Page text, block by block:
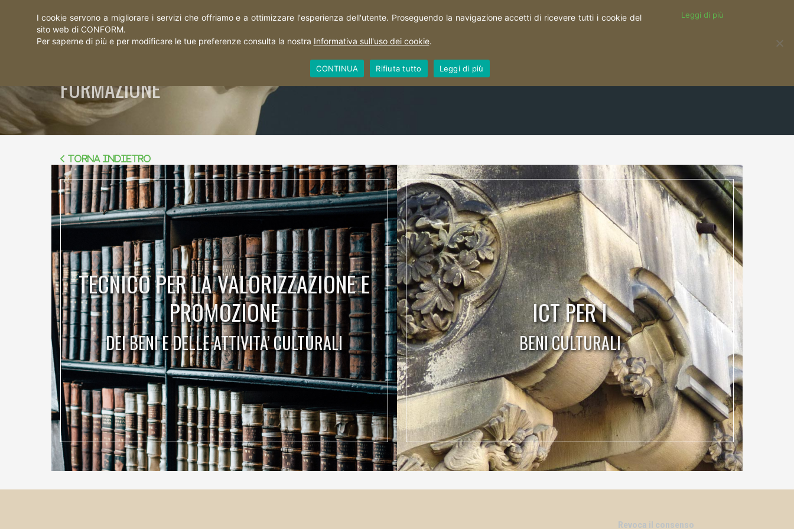
HOME PERCORSI CITTÀ TERRITORIO SOCIAL WALL FORMAZIONE
FORMAZIONE
Torna indietro
TECNICO PER LA VALORIZZAZIONE E
PROMOZIONE
DEI BENI E DELLE ATTIVITA’ CULTURALI
ICT PER I
BENI CULTURALI
Revoca il consenso
I cookie servono a migliorare i servizi che offriamo e a ottimizzare l'esperienza dell'utente. Proseguendo la navigazione accetti di ricevere tutti i cookie del
sito web di CONFORM.
Per saperne di più e per modificare le tue preferenze consulta la nostra Informativa sull'uso dei cookie.
Leggi di più
CONTINUA Rifiuta tutto Leggi di più